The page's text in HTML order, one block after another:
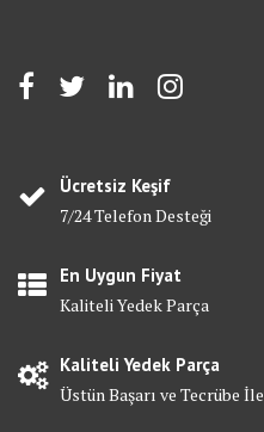
Ücretsiz Keşif
7/24 Telefon Desteği
En Uygun Fiyat
Kaliteli Yedek Parça
Kaliteli Yedek Parça
Üstün Başarı ve Tecrübe İle